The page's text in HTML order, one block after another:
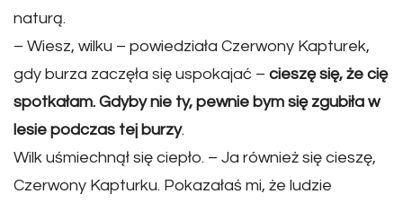
naturą.
– Wiesz, wilku – powiedziała Czerwony Kapturek,
gdy burza zaczęła się uspokajać – cieszę się, że cię
spotkałam. Gdyby nie ty, pewnie bym się zgubiła w
lesie podczas tej burzy.
Wilk uśmiechnął się ciepło. – Ja również się cieszę,
Czerwony Kapturku. Pokazałaś mi, że ludzie